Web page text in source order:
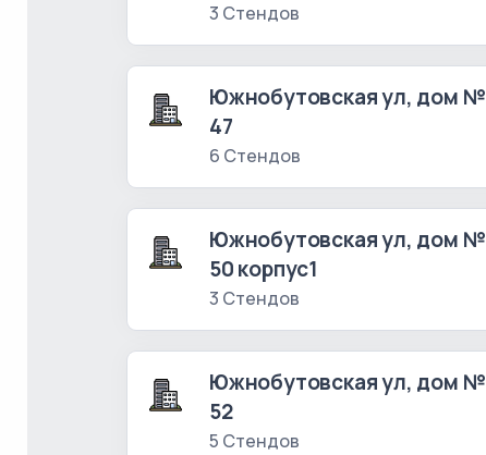
3 Стендов
Южнобутовская ул, дом №
47
6 Стендов
Южнобутовская ул, дом №
50 корпус1
3 Стендов
Южнобутовская ул, дом №
52
5 Стендов